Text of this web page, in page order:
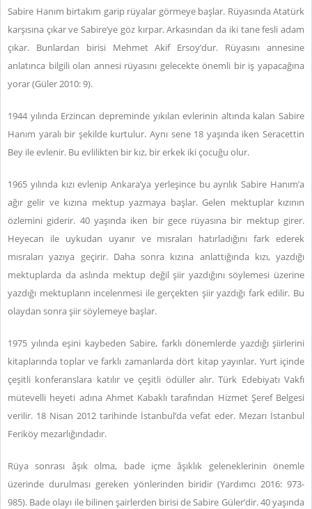
Sabire Hanım birtakım garip rüyalar görmeye başlar. Rüyasında Atatürk
karşısına çıkar ve Sabire’ye göz kırpar. Arkasından da iki tane fesli adam
çıkar. Bunlardan birisi Mehmet Akif Ersoy’dur. Rüyasını annesine
anlatınca bilgili olan annesi rüyasını gelecekte önemli bir iş yapacağına
yorar (Güler 2010: 9).
1944 yılında Erzincan depreminde yıkılan evlerinin altında kalan Sabire
Hanım yaralı bir şekilde kurtulur. Aynı sene 18 yaşında iken Seracettin
Bey ile evlenir. Bu evlilikten bir kız, bir erkek iki çocuğu olur.
1965 yılında kızı evlenip Ankara’ya yerleşince bu ayrılık Sabire Hanım’a
ağır gelir ve kızına mektup yazmaya başlar. Gelen mektuplar kızının
özlemini giderir. 40 yaşında iken bir gece rüyasına bir mektup girer.
Heyecan ile uykudan uyanır ve mısraları hatırladığını fark ederek
mısraları yazıya geçirir. Daha sonra kızına anlattığında kızı, yazdığı
mektuplarda da aslında mektup değil şiir yazdığını söylemesi üzerine
yazdığı mektupların incelenmesi ile gerçekten şiir yazdığı fark edilir. Bu
olaydan sonra şiir söylemeye başlar.
1975 yılında eşini kaybeden Sabire, farklı dönemlerde yazdığı şiirlerini
kitaplarında toplar ve farklı zamanlarda dört kitap yayınlar. Yurt içinde
çeşitli konferanslara katılır ve çeşitli ödüller alır. Türk Edebiyatı Vakfı
mütevelli heyeti adına Ahmet Kabaklı tarafından Hizmet Şeref Belgesi
verilir. 18 Nisan 2012 tarihinde İstanbul’da vefat eder. Mezarı İstanbul
Feriköy mezarlığındadır.
Rüya sonrası âşık olma, bade içme âşıklık geleneklerinin önemle
üzerinde durulması gereken yönlerinden biridir (Yardımcı 2016: 973-
985). Bade olayı ile bilinen şairlerden birisi de Sabire Güler’dir. 40 yaşında